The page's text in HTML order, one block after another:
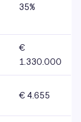
35%
€
1.330.000
€ 4.655